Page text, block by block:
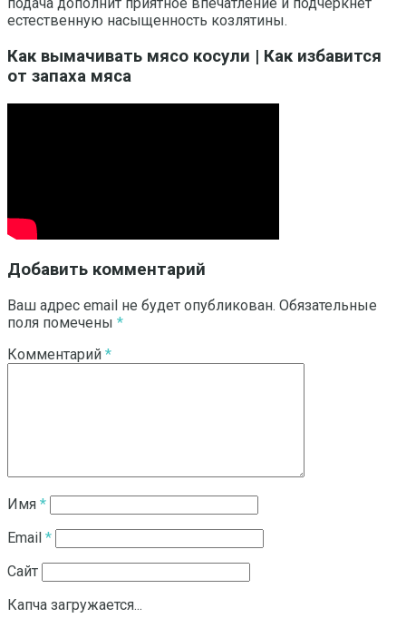
естественную насыщенность козлятины.
Как вымачивать мясо косули | Как избавится
от запаха мяса
Добавить комментарий
Ваш адрес email не будет опубликован. Обязательные
поля помечены *
Комментарий *
Имя *
Email *
Сайт
Капча загружается...